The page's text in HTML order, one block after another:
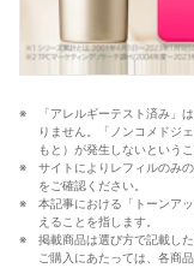
「アレルギーテスト済み」
りません。「ノンコメドジ
もと）が発生しないという
サイトによりレフィルのみ
をご確認ください。
本記事における「トーンア
えることを指します。
掲載商品は選び方で記載し
ご購入にあたっては、各商